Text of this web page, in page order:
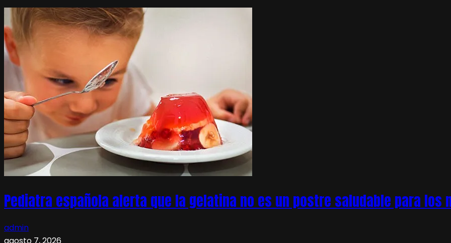
Pediatra española alerta que la gelatina no es un postre saludable para los
admin